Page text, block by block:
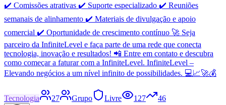
✔️ Comissões atrativas ✔️ Suporte especializado ✔️ Reuniões
semanais de alinhamento ✔️ Materiais de divulgação e apoio
comercial ✔️ Oportunidade de crescimento contínuo 🚀 Seja
parceiro da InfiniteLevel e faça parte de uma rede que conecta
tecnologia, inovação e resultados! 📲 Entre em contato e descubra
como começar a faturar com a InfiniteLevel. InfiniteLevel –
Elevando negócios a um nível infinito de possibilidades. 💻📈🚀💰
Tecnologia 27 Grupo Livre 127 46